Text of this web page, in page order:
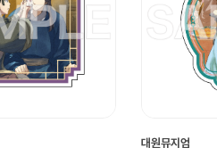
대원뮤지엄